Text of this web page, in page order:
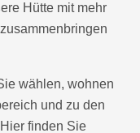
Hütte mit mehr
wählen, wohnen
und zu den
finden Sie